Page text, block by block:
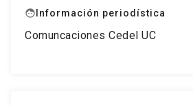
faceInformación periodística
Comuncaciones Cedel UC